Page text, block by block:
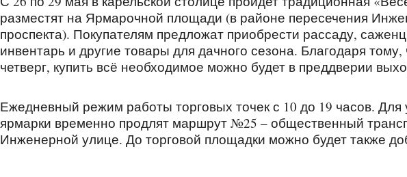
разместят на Ярмарочной площади (в районе пересечения
проспекта). Покупателям предложат приобрести рассаду,
инвентарь и другие товары для дачного сезона. Благодаря
четверг, купить всё необходимое можно будет в преддверии
Ежедневный режим работы торговых точек с 10 до 19 часов. Для
ярмарки временно продлят маршрут №25 – общественный
Инженерной улице. До торговой площадки можно будет также